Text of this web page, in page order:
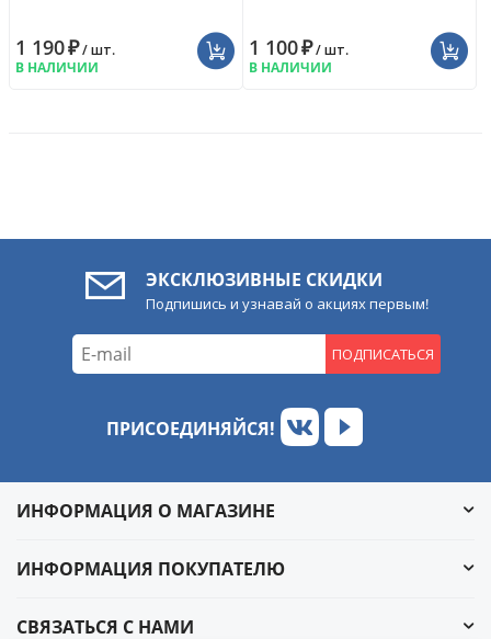
1 190₽/ шт.
В НАЛИЧИИ
1 100₽/ шт.
В НАЛИЧИИ
ЭКСКЛЮЗИВНЫЕ СКИДКИ
Подпишись и узнавай о акциях первым!
ПОДПИСАТЬСЯ
ПРИСОЕДИНЯЙСЯ!
ИНФОРМАЦИЯ О МАГАЗИНЕ
ИНФОРМАЦИЯ ПОКУПАТЕЛЮ
СВЯЗАТЬСЯ С НАМИ